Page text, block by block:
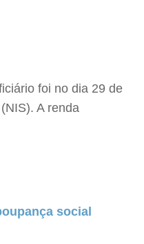
foi no dia 29 de
A renda
social